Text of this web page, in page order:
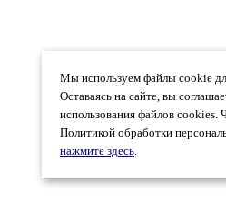
Мы используем файлы cookie
Оставаясь на сайте, вы
использования файлов cookies.
Политикой обработки
нажмите здесь.